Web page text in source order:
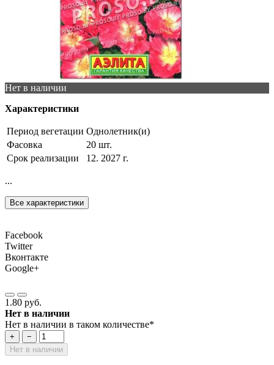
Нет в наличии
Характеристики
Период вегетации Однолетник(и)
Фасовка
20 шт.
Срок реализации
12. 2027 г.
...
Все характеристики
Facebook
Twitter
Вконтакте
Google+
1.80 руб.
Нет в наличии
Нет в наличии в таком количестве*
+
−
Нет в наличии